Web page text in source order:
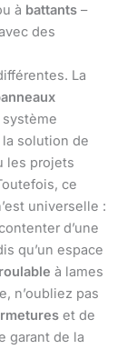
à battants –
des
La
solution de
les projets
ce
universelle :
d’une
qu’un espace
à lames
n’oubliez pas
et de
garant de la